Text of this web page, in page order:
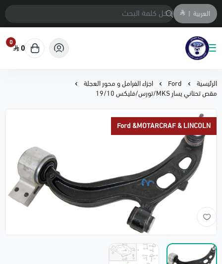
العربية |
متجر المحمادي لقطع السيارات
0
0
الرئيسية Ford
اجزاء الفرامل و محور العجلة
مقص تحتاني يسار MKS/تورس/فليكس 19/10
Ford &MOTARCRAF & LINCOLN